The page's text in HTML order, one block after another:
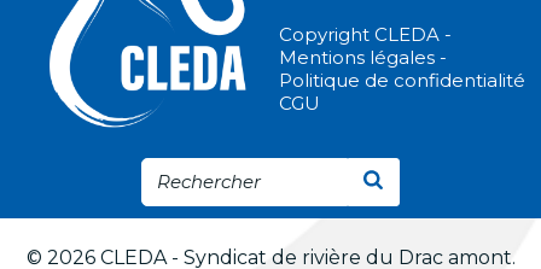
Copyright CLEDA -
Mentions légales -
Politique de confidentialité
CGU
© 2026 CLEDA - Syndicat de rivière du Drac amont.